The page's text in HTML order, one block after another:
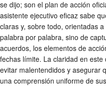
se dijo; son el plan de acción
asistente ejecutivo eficaz sabe
claras y, sobre todo, orientadas
palabra por palabra, sino de
acuerdos, los elementos de
fechas límite. La claridad en
evitar malentendidos y asegurar
una comprensión uniforme de